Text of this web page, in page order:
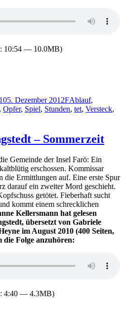
10:54 — 10.0MB)
5. Dezember 2012FAblauf,
Opfer, Spiel, Stunden, tet, Versteck,
– Sommerzeit
Gemeinde der Insel Farö: Ein
erschossen. Kommissar
die Ermittlungen auf. Eine erste Spur
darauf ein zweiter Mord geschieht.
getötet. Fieberhaft sucht
kommt einem schrecklichen
Kellersmann hat gelesen
übersetzt von Gabriele
im August 2010 (400 Seiten,
Folge anzuhören:
4:40 — 4.3MB)